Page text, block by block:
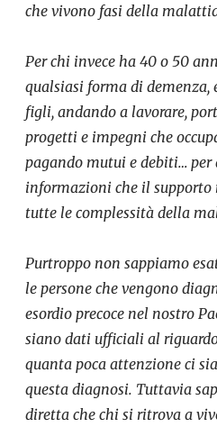
che vivono fasi della
Per chi invece ha 40 o 50
qualsiasi forma di demenza,
figli, andando a lavorare,
progetti e impegni che
pagando mutui e debiti… per
informazioni che il supporto
tutte le complessità della
Purtroppo non sappiamo
le persone che vengono
esordio precoce nel nostro
siano dati ufficiali al
quanta poca attenzione ci
questa diagnosi. Tuttavia
diretta che chi si ritrova a